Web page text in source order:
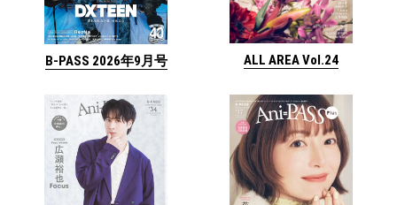
B-PASS 2026年9月号 ALL AREA Vol.24